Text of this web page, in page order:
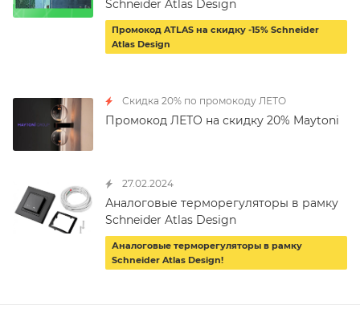
Schneider Atlas Design
Промокод ATLAS на скидку -15% Schneider
Atlas Design
Скидка 20% по промокоду ЛЕТО
Промокод ЛЕТО на скидку 20% Maytoni
27.02.2024
Аналоговые терморегуляторы в рамку
Schneider Atlas Design
Аналоговые терморегуляторы в рамку
Schneider Atlas Design!